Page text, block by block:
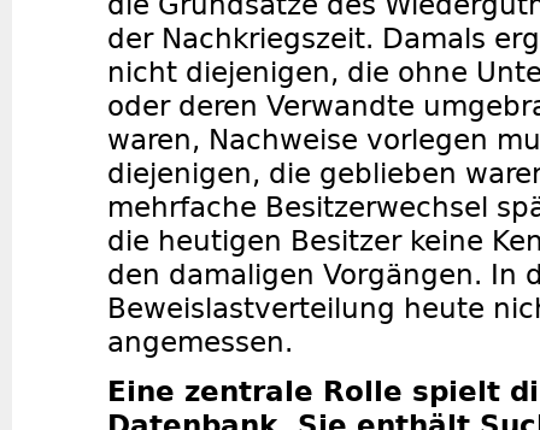
der Nachkriegszeit. Damals
nicht diejenigen, die ohne
oder deren Verwandte
waren, Nachweise vorlegen
diejenigen, die geblieben
mehrfache Besitzerwechsel
die heutigen Besitzer keine
den damaligen Vorgängen. In
Beweislastverteilung heute
angemessen.
Eine zentrale Rolle spielt